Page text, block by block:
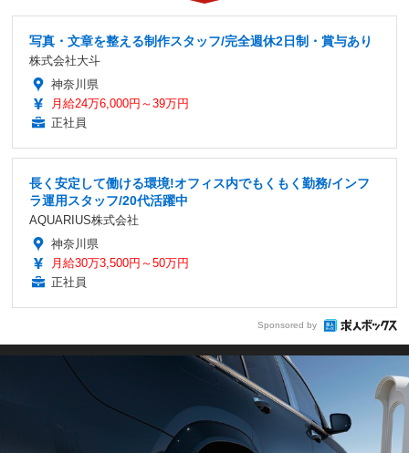
写真・文章を整える制作スタッフ/完全週休2日制・賞与あり
株式会社大斗
神奈川県
月給24万6,000円～39万円
正社員
長く安定して働ける環境!オフィス内でもくもく勤務/インフ
ラ運用スタッフ/20代活躍中
AQUARIUS株式会社
神奈川県
月給30万3,500円～50万円
正社員
Sponsored by